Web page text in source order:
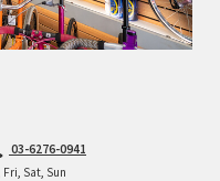
03-6276-0941
Fri, Sat, Sun